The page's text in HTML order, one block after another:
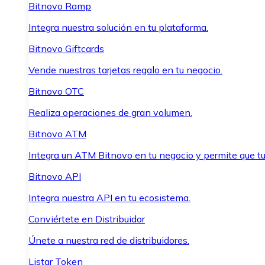
Bitnovo Ramp
Integra nuestra solución en tu plataforma.
Bitnovo Giftcards
Vende nuestras tarjetas regalo en tu negocio.
Bitnovo OTC
Realiza operaciones de gran volumen.
Bitnovo ATM
Integra un ATM Bitnovo en tu negocio y permite que
Bitnovo API
Integra nuestra API en tu ecosistema.
Conviértete en Distribuidor
Únete a nuestra red de distribuidores.
Listar Token